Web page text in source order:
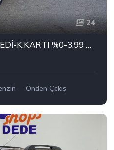
24
TAMAMINA TİCARİ KREDİ-K.KARTI %0-3.99 ÇEK-2.99 SENET-ÇKS SATIŞ
Önden Çekiş